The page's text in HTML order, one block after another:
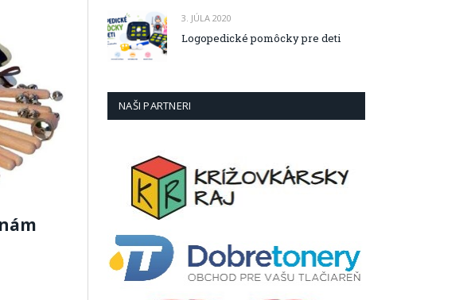
3. JÚLA 2020
Logopedické pomôcky pre deti
NAŠI PARTNERI